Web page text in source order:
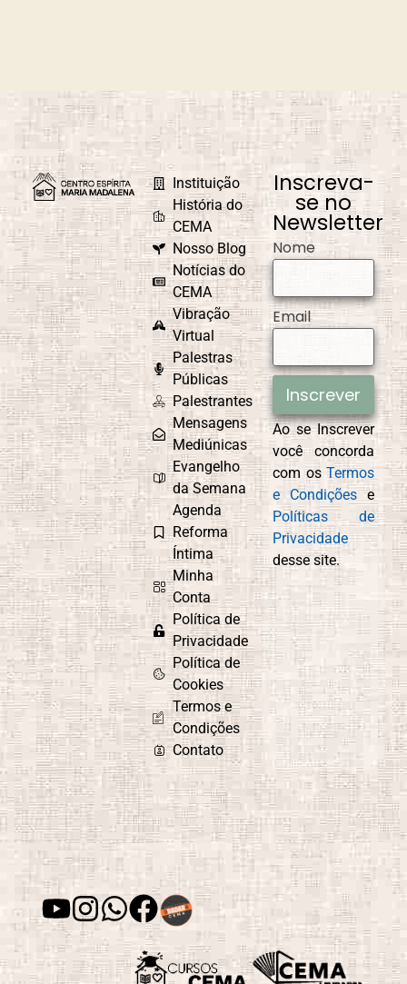
Caridade em
Ação
Carnaval
Causa e Efeito
Celebrações e
Comemorações
CEMAD
Combate ao
Egoísmo
Compaixão
Conexão com
Deus
Controle
Emocional
Cordel
Espírita
Culto do
Evangelho no
Lar
Curiosidade e
Aprendizado
Depressão
Desafios e
Superação
Desenvolvimento
de Habilidades
Desenvolvimento
Espiritual
Instituição
História do
CEMA
Nosso Blog
Notícias do
CEMA
Vibração
Virtual
Palestras
Públicas
Palestrantes
Mensagens
Mediúnicas
Evangelho
da Semana
Agenda
Reforma
Íntima
Minha
Conta
Política de
Privacidade
Política de
Cookies
Termos e
Condições
Contato
Inscreva-
se no
Newsletter
Nome
Email
Inscrever
Ao se Inscrever
você concorda
com osTermos
e Condições e
Políticas de
Privacidade
desse site.